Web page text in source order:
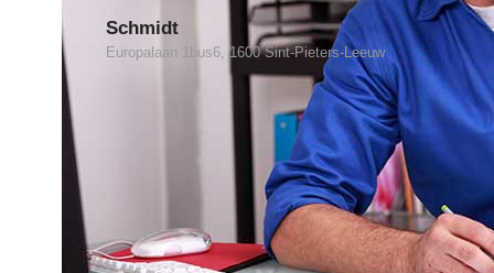
Schmidt
Europalaan 1bus6, 1600 Sint-Pieters-Leeuw